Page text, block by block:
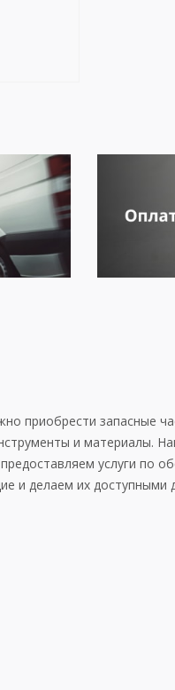
приобрести запасные
и материалы.
услуги по
и делаем их доступными